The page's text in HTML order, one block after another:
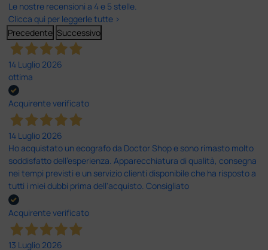
Le nostre recensioni a 4 e 5 stelle.
Clicca qui per leggerle tutte >
Precedente Successivo
14 Luglio 2026
ottima
Acquirente verificato
14 Luglio 2026
Ho acquistato un ecografo da Doctor Shop e sono rimasto molto
soddisfatto dell'esperienza. Apparecchiatura di qualità, consegna
nei tempi previsti e un servizio clienti disponibile che ha risposto a
tutti i miei dubbi prima dell'acquisto. Consigliato
Acquirente verificato
13 Luglio 2026